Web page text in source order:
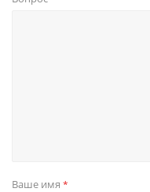
Ваше имя *